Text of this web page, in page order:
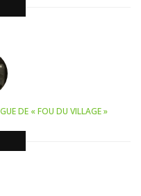
DE « FOU DU VILLAGE »